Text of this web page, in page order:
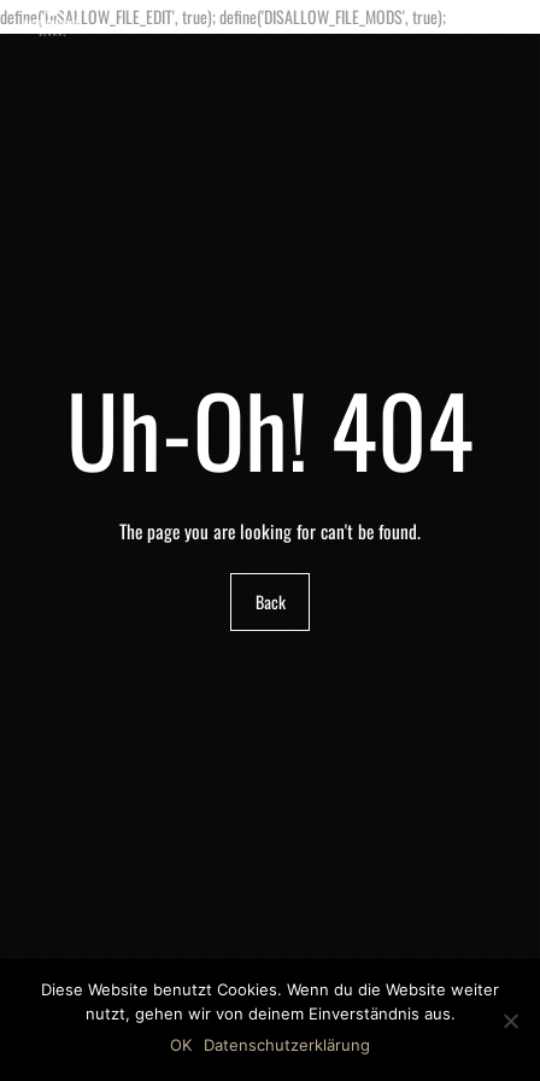
define('DISALLOW_FILE_EDIT', true); define('DISALLOW_FILE_MODS', true);
Uh-Oh! 404
The page you are looking for can't be found.
Back
©2018 MWB – MOTORWAGEN BERNAU GMBH
Diese Website benutzt Cookies. Wenn du die Website weiter
nutzt, gehen wir von deinem Einverständnis aus.
OK
Datenschutzerklärung